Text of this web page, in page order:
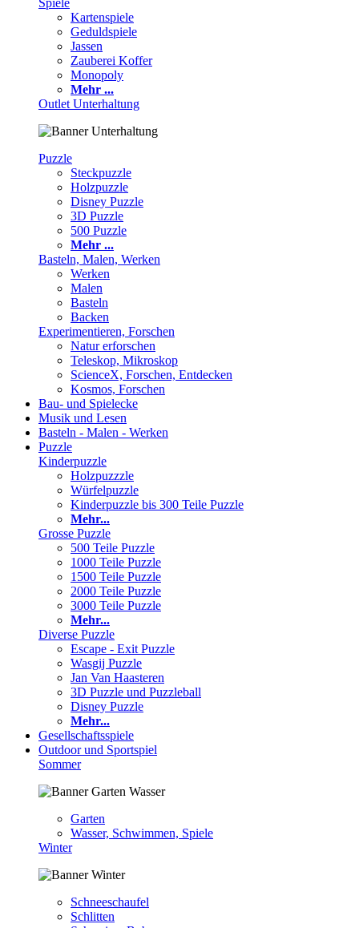
Kartenspiele
Geduldspiele
Jassen
Zauberei Koffer
Monopoly
Mehr ...
Outlet Unterhaltung
Puzzle
Steckpuzzle
Holzpuzzle
Disney Puzzle
3D Puzzle
500 Puzzle
Mehr ...
Basteln, Malen, Werken
Werken
Malen
Basteln
Backen
Experimentieren, Forschen
Natur erforschen
Teleskop, Mikroskop
ScienceX, Forschen, Entdecken
Kosmos, Forschen
Bau- und Spielecke
Musik und Lesen
Basteln - Malen - Werken
Puzzle
Kinderpuzzle
Holzpuzzzle
Würfelpuzzle
Kinderpuzzle bis 300 Teile Puzzle
Mehr...
Grosse Puzzle
500 Teile Puzzle
1000 Teile Puzzle
1500 Teile Puzzle
2000 Teile Puzzle
3000 Teile Puzzle
Mehr...
Diverse Puzzle
Escape - Exit Puzzle
Wasgij Puzzle
Jan Van Haasteren
3D Puzzle und Puzzleball
Disney Puzzle
Mehr...
Gesellschaftsspiele
Outdoor und Sportspiel
Sommer
Garten
Wasser, Schwimmen, Spiele
Winter
Schneeschaufel
Schlitten